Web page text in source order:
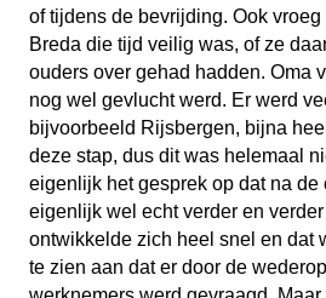
of tijdens de bevrijding. Ook
Breda die tijd veilig was, of ze
ouders over gehad hadden. Oma
nog wel gevlucht werd. Er werd
bijvoorbeeld Rijsbergen, bijna
deze stap, dus dit was helemaal
eigenlijk het gesprek op dat na de
eigenlijk wel echt verder en
ontwikkelde zich heel snel en dat
te zien aan dat er door de